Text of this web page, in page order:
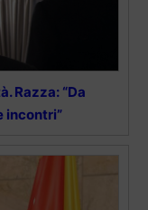
Razza: “Da
incontri”